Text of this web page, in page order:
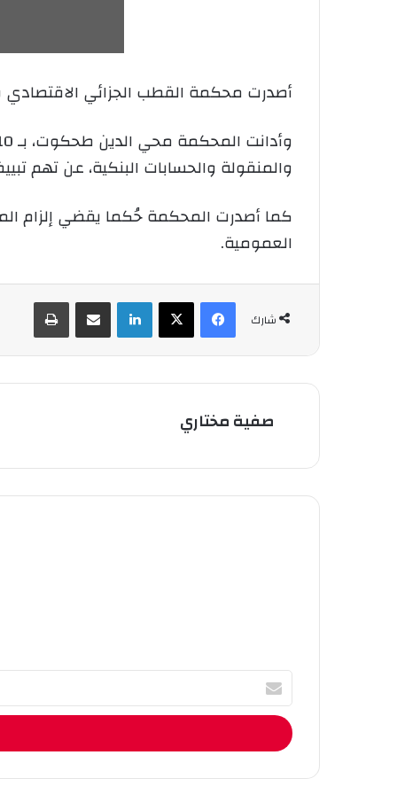
أصدرت محكمة القطب الجزائي
والمنقولة والحسابات البنكية، عن تهم
العمومية.
شارك
فيسبوك لينكدإن شارك عبر الإيميل
صفية مختاري
أ
ت
ب